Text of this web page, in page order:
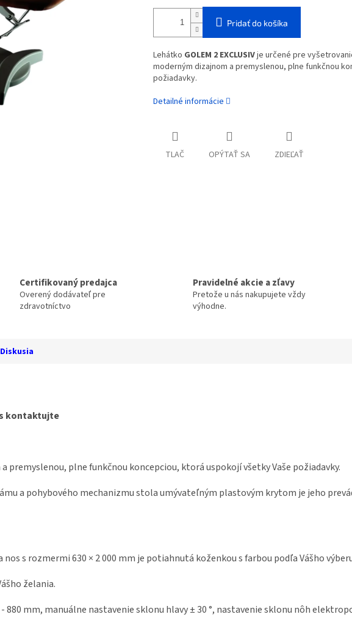
Pridať do košíka
Lehátko GOLEM 2 EXCLUSIVje určené pre
moderným dizajnom a premyslenou, plne funkčnou
požiadavky.
Detailné informácie
TLAČ OPÝTAŤ SA ZDIEĽAŤ
Certifikovaný predajca
Overený dodávateľ pre
zdravotníctvo
Pravidelné akcie a zľavy
Pretože u nás nakupujete vždy
výhodne.
Diskusia
kontaktujte
premyslenou, plne funkčnou koncepciou, ktorá uspokojí všetky Vaše požiadavky.
a pohybového mechanizmu stola umývateľným plastovým krytom je jeho
s rozmermi 630 × 2 000 mm je potiahnutá koženkou s farbou podľa Vášho
želania.
mm, manuálne nastavenie sklonu hlavy ± 30 °, nastavenie sklonu nôh